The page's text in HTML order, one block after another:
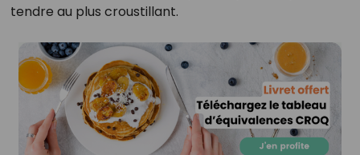
tendre au plus croustillant.